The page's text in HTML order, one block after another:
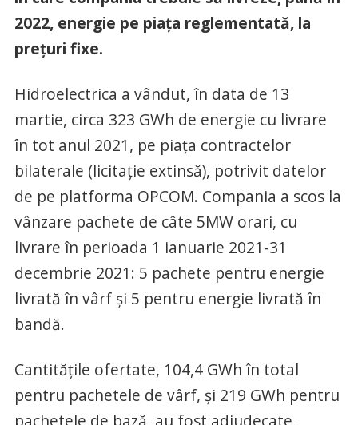
2022, energie pe piaţa reglementată, la
preţuri fixe.
Hidroelectrica a vândut, în data de 13
martie, circa 323 GWh de energie cu livrare
în tot anul 2021, pe piaţa contractelor
bilaterale (licitaţie extinsă), potrivit datelor
de pe platforma OPCOM. Compania a scos la
vânzare pachete de câte 5MW orari, cu
livrare în perioada 1 ianuarie 2021-31
decembrie 2021: 5 pachete pentru energie
livrată în vârf şi 5 pentru energie livrată în
bandă.
Cantităţile ofertate, 104,4 GWh în total
pentru pachetele de vârf, şi 219 GWh pentru
pachetele de bază, au fost adjudecate,